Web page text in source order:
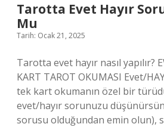
Tarotta Evet Hayır
Mu
Tarih: Ocak 21, 2025
Tarotta evet hayır nasıl yapılır?
KART TAROT OKUMASI Evet/
tek kart okumanın özel bir
evet/hayır sorunuzu
sorusu olduğundan emin olun),